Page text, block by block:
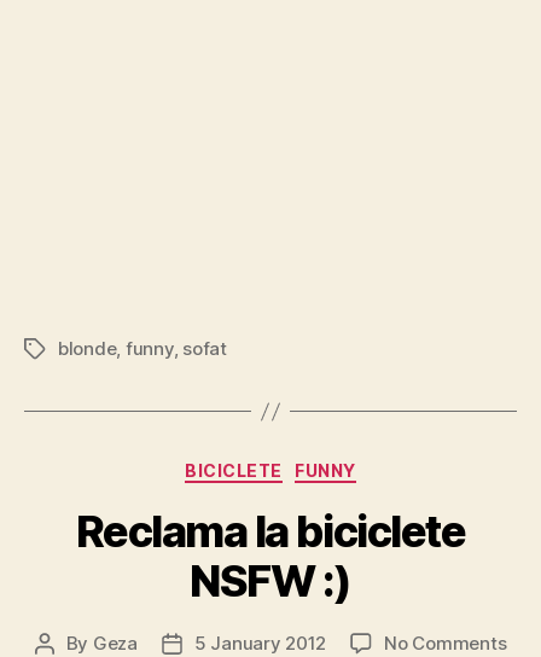
Tagsblonde, funny, sofat
Categories
BICICLETE FUNNY
Reclama la biciclete
NSFW :)
Post
By Geza
Post5 January 2012 No Commentson